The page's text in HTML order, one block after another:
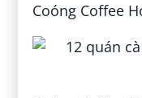
Coóng Coffee